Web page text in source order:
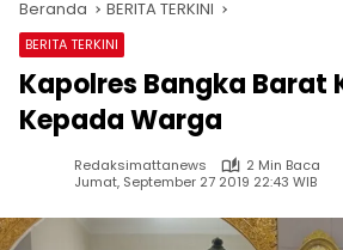
Beranda BERITA TERKINI
BERITA TERKINI
Kapolres Bangka Barat
Kepada Warga
Redaksimattanews
2 Min Baca
Jumat, September 27 2019 22:43 WIB